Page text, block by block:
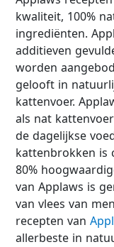
kwaliteit, 100%
ingrediënten.
additieven
worden
gelooft in
kattenvoer.
als nat
de dagelijkse
kattenbrokken is
80%
van Applaws is
van vlees van
recepten van
allerbeste in